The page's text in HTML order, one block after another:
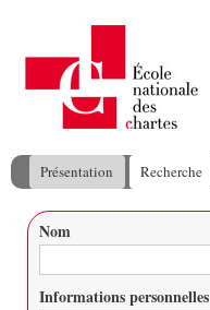
Menu principal
Présentation Recherche
Vous êtes ici
Nom
Informations personnelles